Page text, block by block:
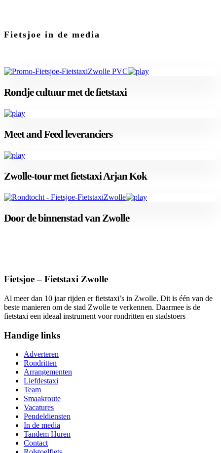
Fietsjoe in de media
Rondje cultuur met de fietstaxi
Meet and Feed leveranciers
Zwolle-tour met fietstaxi Arjan Kok
Door de binnenstad van Zwolle
Fietsjoe – Fietstaxi Zwolle
Al meer dan 10 jaar rijden er fietstaxi’s in Zwolle. Dit is één van de
beste manieren om de stad Zwolle te verkennen. Daarmee is de
fietstaxi een ideaal instrument voor rondritten en stadstoers
Handige links
Adverteren
Rondritten
Arrangementen
Liefdestaxi
Team
Smaakroute
Vacatures
Pendeldiensten
In de media
Tandem Huren
Contact